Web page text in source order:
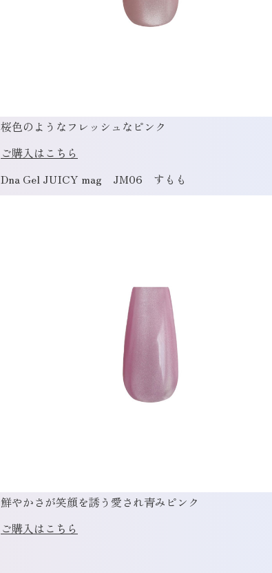
桜色のようなフレッシュなピンク
ご購入はこちら
Dna Gel JUICY mag JM06 すもも
鮮やかさが笑顔を誘う愛され青みピンク
ご購入はこちら